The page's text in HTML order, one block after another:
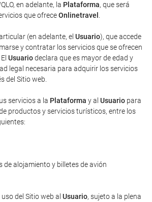
en adelante, la Plataforma, que será
que ofreceOnlinetravel
(en adelante, el Usuario), que accede
y contratar los servicios que se ofrecen
Usuariodeclara que es mayor de edad y
legal necesaria para adquirir los servicios
del Sitio web.
servicios a la Plataforma y al Usuario para
productos y servicios turísticos, entre los
de alojamiento y billetes de avión
del Sitio web al Usuario, sujeto a la plena